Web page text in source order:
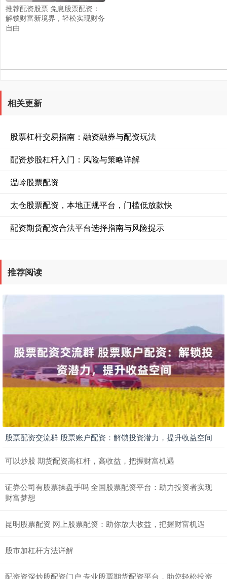
推荐配资股票 免息股票配资：
解锁财富新境界，轻松实现财务
自由
相关更新
股票杠杆交易指南：融资融券与配资玩法
配资炒股杠杆入门：风险与策略详解
温岭股票配资
太仓股票配资，本地正规平台，门槛低放款快
配资期货配资合法平台选择指南与风险提示
推荐阅读
股票配资交流群 股票账户配资：解锁投资潜力，提升收益空间
可以炒股 期货配资高杠杆，高收益，把握财富机遇
证券公司有股票操盘手吗 全国股票配资平台：助力投资者实现
财富梦想
昆明股票配资 网上股票配资：助你放大收益，把握财富机遇
股市加杠杆方法详解
配资资深炒股配资门户 专业股票期货配资平台，助您轻松投资